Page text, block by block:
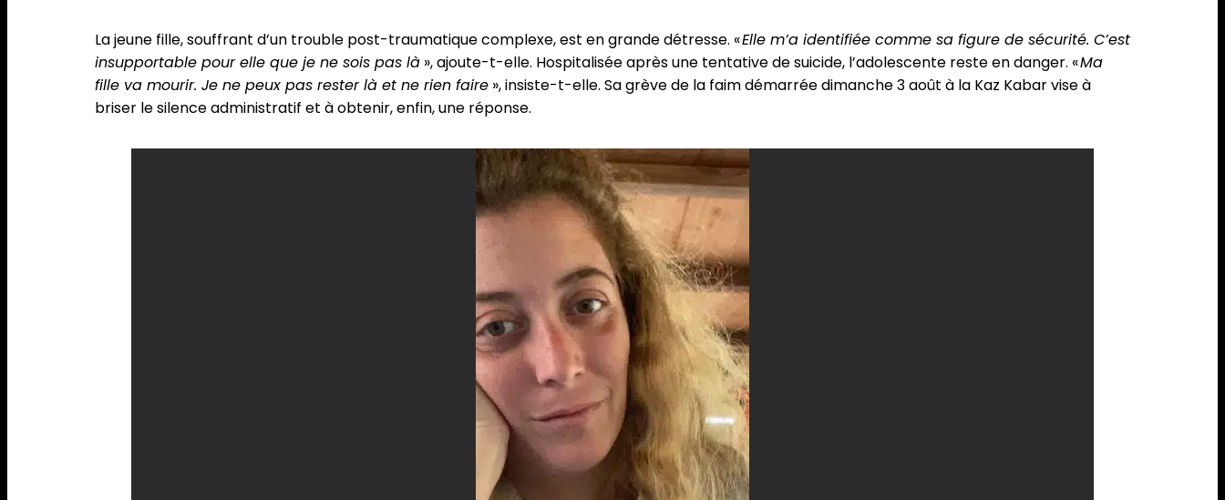
La jeune fille, souffrant d’un trouble post-traumatique complexe, est en grande détresse. «Elle m’a identifiée comme sa figure de sécurité. C’est
insupportable pour elle que je ne sois pas là », ajoute-t-elle. Hospitalisée après une tentative de suicide, l’adolescente reste en danger. «Ma
fille va mourir. Je ne peux pas rester là et ne rien faire », insiste-t-elle. Sa grève de la faim démarrée dimanche 3 août à la Kaz Kabar vise à
briser le silence administratif et à obtenir, enfin, une réponse.